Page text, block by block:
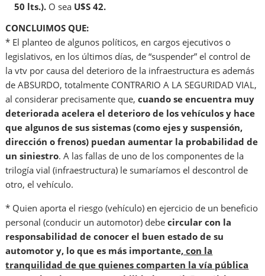
50 lts.). O sea U$S 42.
CONCLUIMOS QUE:
* El planteo de algunos políticos, en cargos ejecutivos o
legislativos, en los últimos días, de “suspender” el control de
la vtv por causa del deterioro de la infraestructura es además
de ABSURDO, totalmente CONTRARIO A LA SEGURIDAD VIAL,
al considerar precisamente que,cuando se encuentra muy
deteriorada acelera el deterioro de los vehículos y hace
que algunos de sus sistemas (como ejes y suspensión,
dirección o frenos) puedan aumentar la probabilidad de
un siniestro. A las fallas de uno de los componentes de la
trilogía vial (infraestructura) le sumaríamos el descontrol de
otro, el vehículo.
* Quien aporta el riesgo (vehículo) en ejercicio de un beneficio
personal (conducir un automotor) debecircular con la
responsabilidad de conocer el buen estado de su
automotor y, lo que es más importante, con la
tranquilidad de que quienes comparten la vía pública